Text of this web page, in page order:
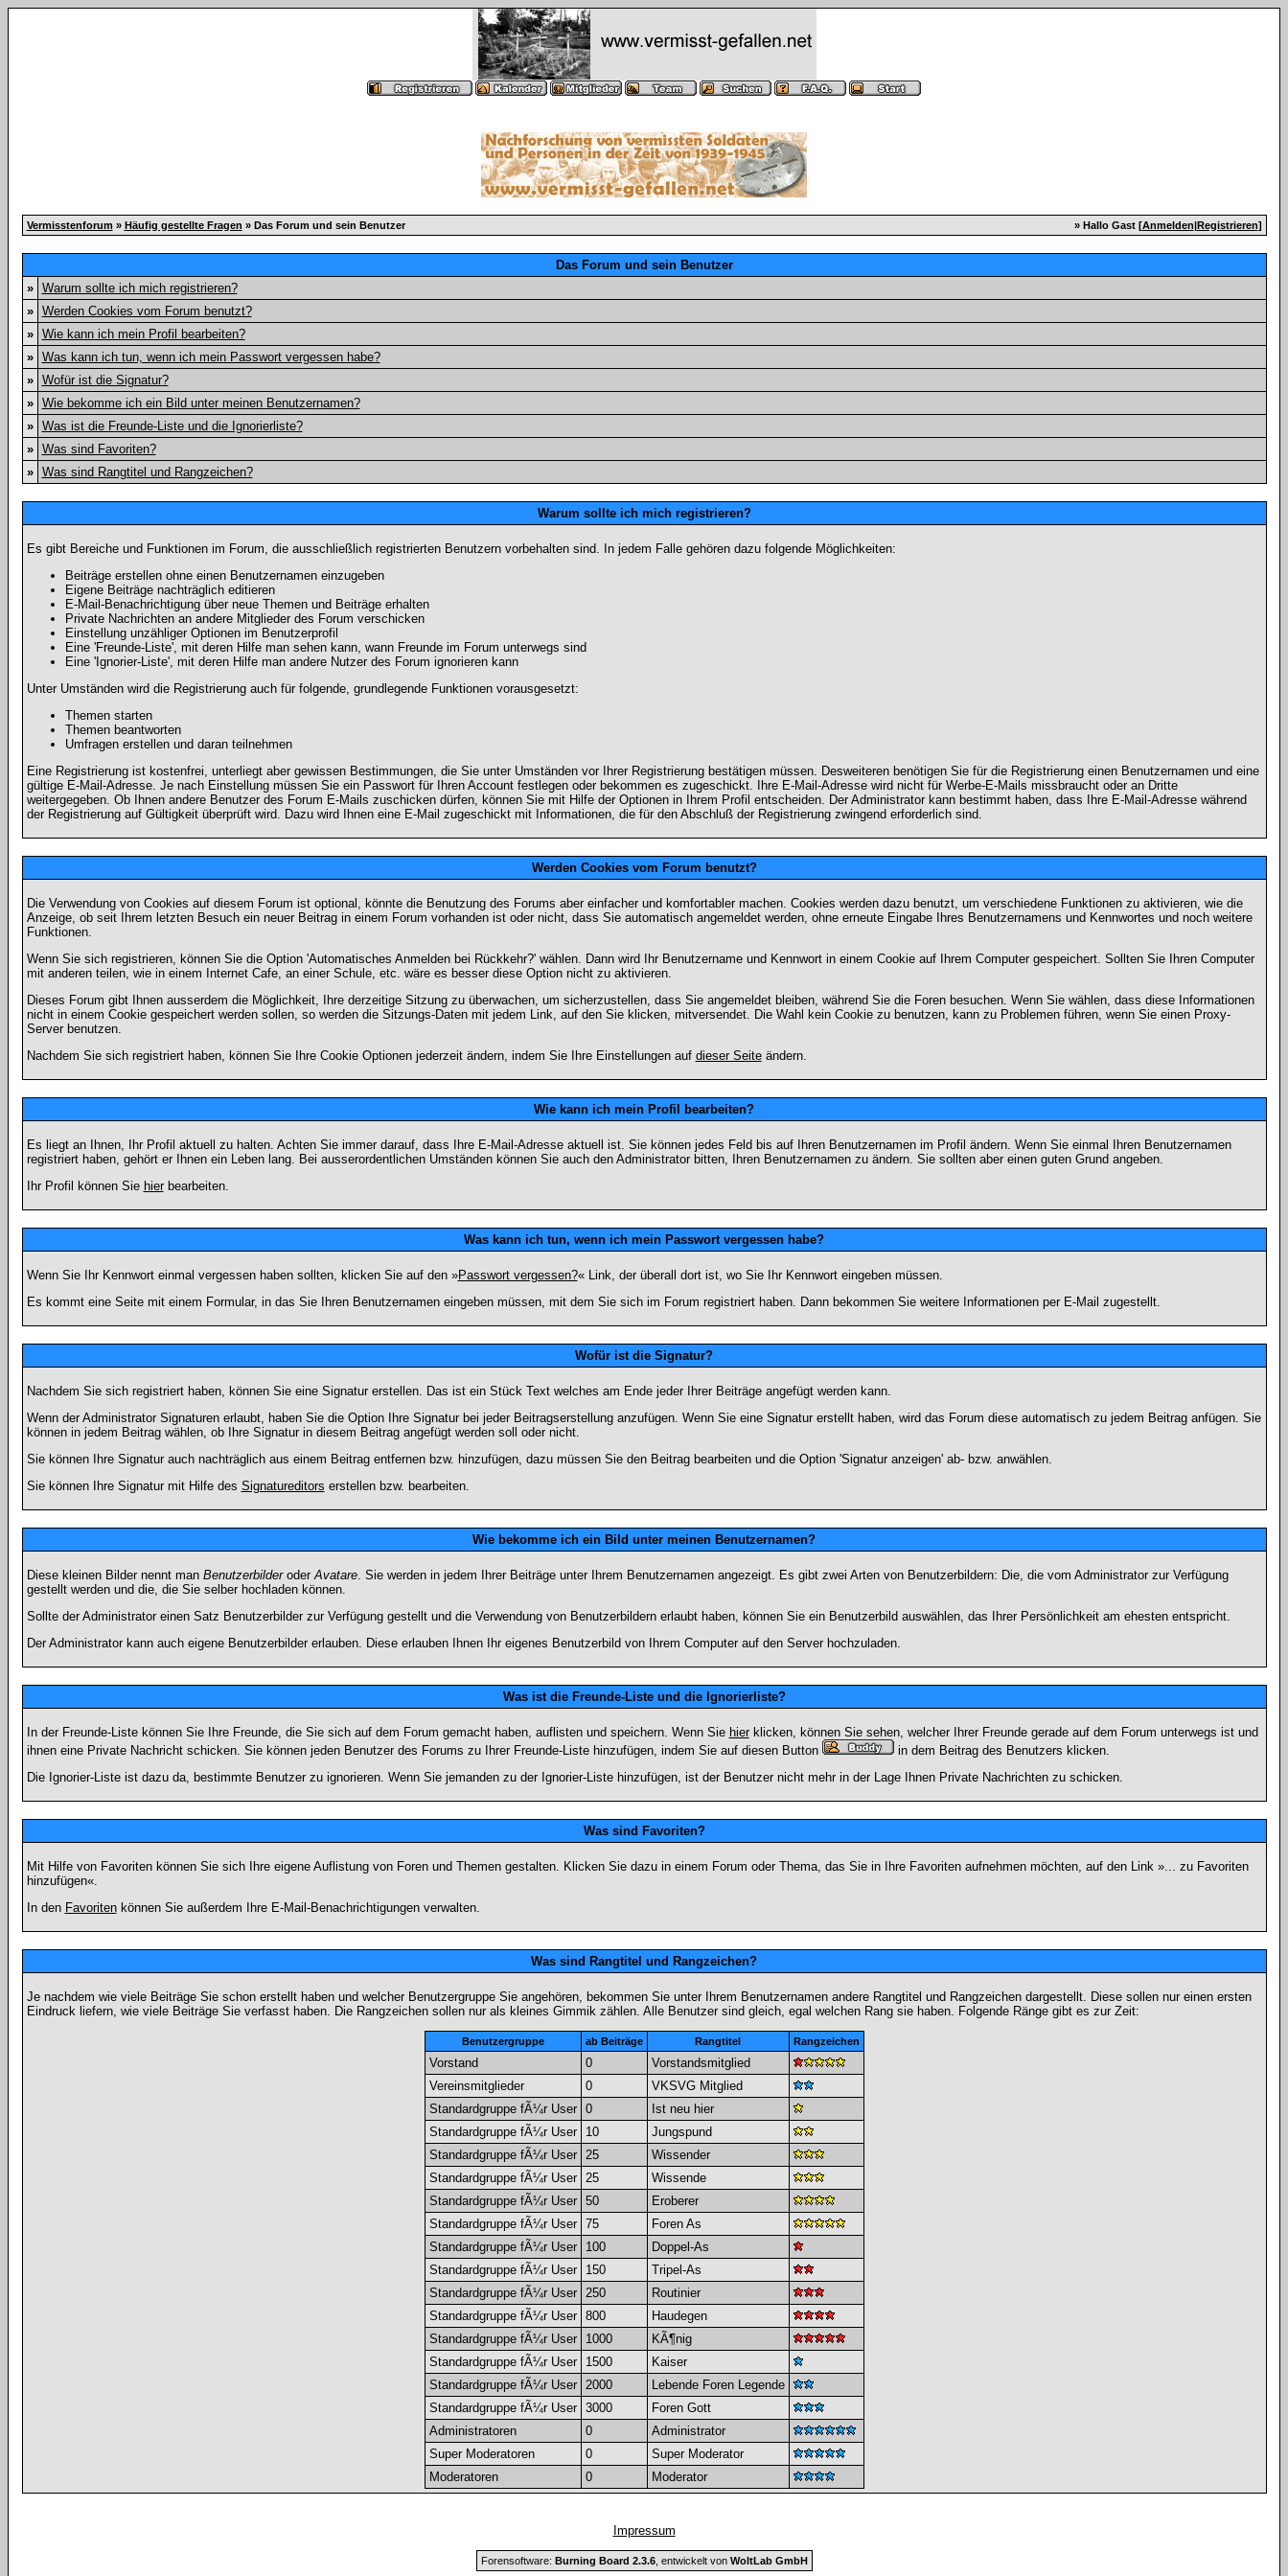
Vermisstenforum » Häufig gestellte Fragen » Das Forum und sein Benutzer » Hallo Gast [Anmelden|Registrieren]
Das Forum und sein Benutzer
»
Warum sollte ich mich registrieren?
»
Werden Cookies vom Forum benutzt?
»
Wie kann ich mein Profil bearbeiten?
»
Was kann ich tun, wenn ich mein Passwort vergessen habe?
»
Wofür ist die Signatur?
»
Wie bekomme ich ein Bild unter meinen Benutzernamen?
»
Was ist die Freunde-Liste und die Ignorierliste?
»
Was sind Favoriten?
»
Was sind Rangtitel und Rangzeichen?
Warum sollte ich mich registrieren?
Es gibt Bereiche und Funktionen im Forum, die ausschließlich registrierten Benutzern vorbehalten sind. In jedem Falle gehören dazu folgende Möglichkeiten:
Beiträge erstellen ohne einen Benutzernamen einzugeben
Eigene Beiträge nachträglich editieren
E-Mail-Benachrichtigung über neue Themen und Beiträge erhalten
Private Nachrichten an andere Mitglieder des Forum verschicken
Einstellung unzähliger Optionen im Benutzerprofil
Eine 'Freunde-Liste', mit deren Hilfe man sehen kann, wann Freunde im Forum unterwegs sind
Eine 'Ignorier-Liste', mit deren Hilfe man andere Nutzer des Forum ignorieren kann
Unter Umständen wird die Registrierung auch für folgende, grundlegende Funktionen vorausgesetzt:
Themen starten
Themen beantworten
Umfragen erstellen und daran teilnehmen
Eine Registrierung ist kostenfrei, unterliegt aber gewissen Bestimmungen, die Sie unter Umständen vor Ihrer Registrierung bestätigen müssen. Desweiteren benötigen Sie für die Registrierung einen Benutzernamen und eine
gültige E-Mail-Adresse. Je nach Einstellung müssen Sie ein Passwort für Ihren Account festlegen oder bekommen es zugeschickt. Ihre E-Mail-Adresse wird nicht für Werbe-E-Mails missbraucht oder an Dritte
weitergegeben. Ob Ihnen andere Benutzer des Forum E-Mails zuschicken dürfen, können Sie mit Hilfe der Optionen in Ihrem Profil entscheiden. Der Administrator kann bestimmt haben, dass Ihre E-Mail-Adresse während
der Registrierung auf Gültigkeit überprüft wird. Dazu wird Ihnen eine E-Mail zugeschickt mit Informationen, die für den Abschluß der Registrierung zwingend erforderlich sind.
Werden Cookies vom Forum benutzt?
Die Verwendung von Cookies auf diesem Forum ist optional, könnte die Benutzung des Forums aber einfacher und komfortabler machen. Cookies werden dazu benutzt, um verschiedene Funktionen zu aktivieren, wie die
Anzeige, ob seit Ihrem letzten Besuch ein neuer Beitrag in einem Forum vorhanden ist oder nicht, dass Sie automatisch angemeldet werden, ohne erneute Eingabe Ihres Benutzernamens und Kennwortes und noch weitere
Funktionen.
Wenn Sie sich registrieren, können Sie die Option 'Automatisches Anmelden bei Rückkehr?' wählen. Dann wird Ihr Benutzername und Kennwort in einem Cookie auf Ihrem Computer gespeichert. Sollten Sie Ihren Computer
mit anderen teilen, wie in einem Internet Cafe, an einer Schule, etc. wäre es besser diese Option nicht zu aktivieren.
Dieses Forum gibt Ihnen ausserdem die Möglichkeit, Ihre derzeitige Sitzung zu überwachen, um sicherzustellen, dass Sie angemeldet bleiben, während Sie die Foren besuchen. Wenn Sie wählen, dass diese Informationen
nicht in einem Cookie gespeichert werden sollen, so werden die Sitzungs-Daten mit jedem Link, auf den Sie klicken, mitversendet. Die Wahl kein Cookie zu benutzen, kann zu Problemen führen, wenn Sie einen Proxy-
Server benutzen.
Nachdem Sie sich registriert haben, können Sie Ihre Cookie Optionen jederzeit ändern, indem Sie Ihre Einstellungen auf dieser Seiteändern.
Wie kann ich mein Profil bearbeiten?
Es liegt an Ihnen, Ihr Profil aktuell zu halten. Achten Sie immer darauf, dass Ihre E-Mail-Adresse aktuell ist. Sie können jedes Feld bis auf Ihren Benutzernamen im Profil ändern. Wenn Sie einmal Ihren Benutzernamen
registriert haben, gehört er Ihnen ein Leben lang. Bei ausserordentlichen Umständen können Sie auch den Administrator bitten, Ihren Benutzernamen zu ändern. Sie sollten aber einen guten Grund angeben.
Ihr Profil können Sie hierbearbeiten.
Was kann ich tun, wenn ich mein Passwort vergessen habe?
Wenn Sie Ihr Kennwort einmal vergessen haben sollten, klicken Sie auf den »Passwort vergessen?« Link, der überall dort ist, wo Sie Ihr Kennwort eingeben müssen.
Es kommt eine Seite mit einem Formular, in das Sie Ihren Benutzernamen eingeben müssen, mit dem Sie sich im Forum registriert haben. Dann bekommen Sie weitere Informationen per E-Mail zugestellt.
Wofür ist die Signatur?
Nachdem Sie sich registriert haben, können Sie eine Signatur erstellen. Das ist ein Stück Text welches am Ende jeder Ihrer Beiträge angefügt werden kann.
Wenn der Administrator Signaturen erlaubt, haben Sie die Option Ihre Signatur bei jeder Beitragserstellung anzufügen. Wenn Sie eine Signatur erstellt haben, wird das Forum diese automatisch zu jedem Beitrag anfügen. Sie
können in jedem Beitrag wählen, ob Ihre Signatur in diesem Beitrag angefügt werden soll oder nicht.
Sie können Ihre Signatur auch nachträglich aus einem Beitrag entfernen bzw. hinzufügen, dazu müssen Sie den Beitrag bearbeiten und die Option 'Signatur anzeigen' ab- bzw. anwählen.
Sie können Ihre Signatur mit Hilfe des Signatureditors erstellen bzw. bearbeiten.
Wie bekomme ich ein Bild unter meinen Benutzernamen?
Diese kleinen Bilder nennt man BenutzerbilderoderAvatare. Sie werden in jedem Ihrer Beiträge unter Ihrem Benutzernamen angezeigt. Es gibt zwei Arten von Benutzerbildern: Die, die vom Administrator zur Verfügung
gestellt werden und die, die Sie selber hochladen können.
Sollte der Administrator einen Satz Benutzerbilder zur Verfügung gestellt und die Verwendung von Benutzerbildern erlaubt haben, können Sie ein Benutzerbild auswählen, das Ihrer Persönlichkeit am ehesten entspricht.
Der Administrator kann auch eigene Benutzerbilder erlauben. Diese erlauben Ihnen Ihr eigenes Benutzerbild von Ihrem Computer auf den Server hochzuladen.
Was ist die Freunde-Liste und die Ignorierliste?
In der Freunde-Liste können Sie Ihre Freunde, die Sie sich auf dem Forum gemacht haben, auflisten und speichern. Wenn Sie hierklicken, können Sie sehen, welcher Ihrer Freunde gerade auf dem Forum unterwegs ist und
ihnen eine Private Nachricht schicken. Sie können jeden Benutzer des Forums zu Ihrer Freunde-Liste hinzufügen, indem Sie auf diesen Button
in dem Beitrag des Benutzers klicken.
Die Ignorier-Liste ist dazu da, bestimmte Benutzer zu ignorieren. Wenn Sie jemanden zu der Ignorier-Liste hinzufügen, ist der Benutzer nicht mehr in der Lage Ihnen Private Nachrichten zu schicken.
Was sind Favoriten?
Mit Hilfe von Favoriten können Sie sich Ihre eigene Auflistung von Foren und Themen gestalten. Klicken Sie dazu in einem Forum oder Thema, das Sie in Ihre Favoriten aufnehmen möchten, auf den Link »... zu Favoriten
hinzufügen«.
In den Favoritenkönnen Sie außerdem Ihre E-Mail-Benachrichtigungen verwalten.
Was sind Rangtitel und Rangzeichen?
Je nachdem wie viele Beiträge Sie schon erstellt haben und welcher Benutzergruppe Sie angehören, bekommen Sie unter Ihrem Benutzernamen andere Rangtitel und Rangzeichen dargestellt. Diese sollen nur einen ersten
Eindruck liefern, wie viele Beiträge Sie verfasst haben. Die Rangzeichen sollen nur als kleines Gimmik zählen. Alle Benutzer sind gleich, egal welchen Rang sie haben. Folgende Ränge gibt es zur Zeit:
Benutzergruppe ab Beiträge Rangtitel Rangzeichen
Vorstand 0
Vorstandsmitglied
Vereinsmitglieder
0
VKSVG Mitglied
Standardgruppe fÃ¼r User
0
Ist neu hier
Standardgruppe fÃ¼r User
10
Jungspund
Standardgruppe fÃ¼r User
25
Wissender
Standardgruppe fÃ¼r User
25
Wissende
Standardgruppe fÃ¼r User
50
Eroberer
Standardgruppe fÃ¼r User
75
Foren As
Standardgruppe fÃ¼r User
100
Doppel-As
Standardgruppe fÃ¼r User
150
Tripel-As
Standardgruppe fÃ¼r User
250
Routinier
Standardgruppe fÃ¼r User
800
Haudegen
Standardgruppe fÃ¼r User
1000
KÃ¶nig
Standardgruppe fÃ¼r User
1500
Kaiser
Standardgruppe fÃ¼r User
2000
Lebende Foren Legende
Standardgruppe fÃ¼r User
3000
Foren Gott
Administratoren
0
Administrator
Super Moderatoren
0
Super Moderator
Moderatoren
0 Moderator
Impressum
Forensoftware: Burning Board 2.3.6, entwickelt von WoltLab GmbH